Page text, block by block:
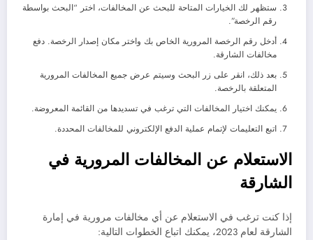
ستظهر لك الخيارات المتاحة للبحث عن المخالفات، اختر “البحث بواسطة
رقم الرخصة”.
أدخل رقم الرخصة المرورية الخاص بك واختر مكان إصدار الرخصة. دفع
مخالفات الشارقة.
بعد ذلك، انقر على زر البحث وسيتم عرض جميع المخالفات المرورية
المتعلقة بالرخصة.
يمكنك اختيار المخالفات التي ترغب في تسديدها من القائمة المعروضة.
اتبع التعليمات لإتمام عملية الدفع الإلكتروني للمخالفات المحددة.
الاستعلام عن المخالفات المرورية في
الشارقة
إذا كنت ترغب في الاستعلام عن أي مخالفات مرورية في إمارة
الشارقة لعام 2023، يمكنك اتباع الخطوات التالية: